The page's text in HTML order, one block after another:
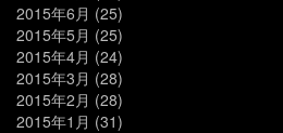
2015年6月 (25)
2015年5月 (25)
2015年4月 (24)
2015年3月 (28)
2015年2月 (28)
2015年1月 (31)